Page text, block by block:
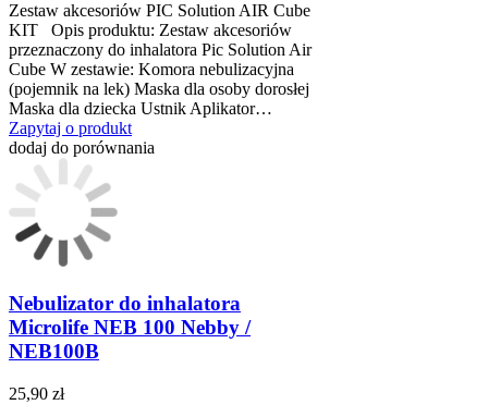
Zestaw akcesoriów PIC Solution AIR Cube
KIT Opis produktu: Zestaw akcesoriów
przeznaczony do inhalatora Pic Solution Air
Cube W zestawie: Komora nebulizacyjna
(pojemnik na lek) Maska dla osoby dorosłej
Maska dla dziecka Ustnik Aplikator…
Zapytaj o produkt
dodaj do porównania
Nebulizator do inhalatora
Microlife NEB 100 Nebby /
NEB100B
25,90 zł